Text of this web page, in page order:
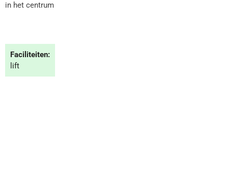
in het centrum
Faciliteiten:
lift